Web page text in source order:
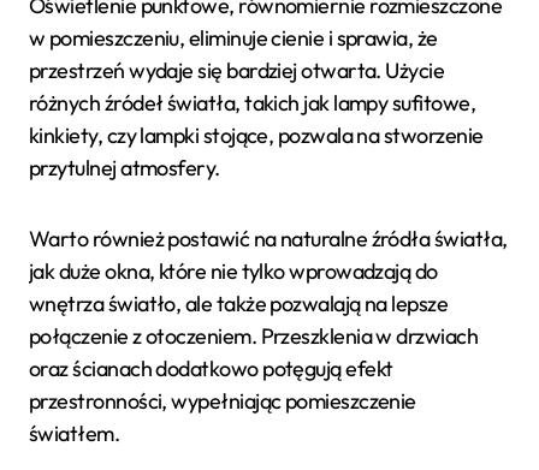
w pomieszczeniu, eliminuje cienie i sprawia, że
przestrzeń wydaje się bardziej otwarta. Użycie
różnych źródeł światła, takich jak lampy sufitowe,
kinkiety, czy lampki stojące, pozwala na stworzenie
przytulnej atmosfery.
Warto również postawić na naturalne źródła światła,
jak duże okna, które nie tylko wprowadzają do
wnętrza światło, ale także pozwalają na lepsze
połączenie z otoczeniem. Przeszklenia w drzwiach
oraz ścianach dodatkowo potęgują efekt
przestronności, wypełniając pomieszczenie
światłem.